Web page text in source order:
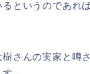
というのであれば
さんの実家と噂